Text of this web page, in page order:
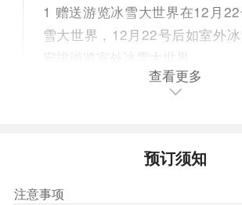
1 赠送游览冰雪大世界在12月
雪大世界，12月22号后如室外
安排游览室外冰雪大世界。
2 东北天气寒冷，请乘坐航班时
服。注意手机及相机的保暖。因
参考酒店：哈尔滨卓琳酒店、哈
尔滨幕尚酒店、哈尔滨金世纪精品
查看更多
预订须知
注意事项